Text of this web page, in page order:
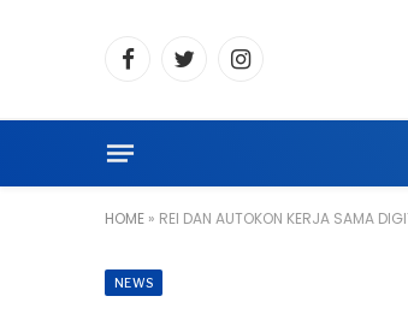
FacebookTwitterInstagram
HOME » REI DAN AUTOKON KERJA SAMA
NEWS